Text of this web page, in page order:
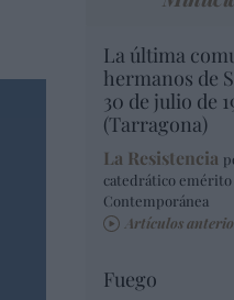
La última
hermanos de
30 de julio de
(Tarragona)
La Resistencia
catedrático
Contemporánea
Artículos
Fuego